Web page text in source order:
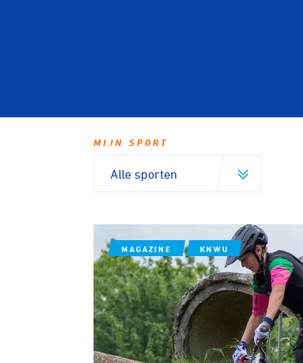
MIJN SPORT
MAGAZINE KNWU